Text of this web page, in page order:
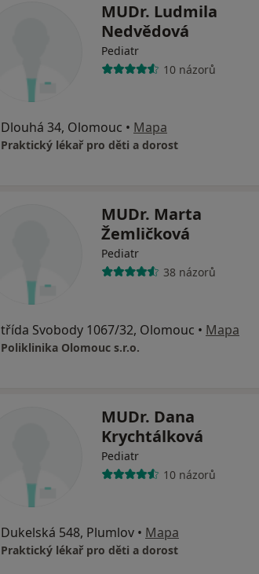
MUDr. Ludmila
Nedvědová
Pediatr
10 názorů
Dlouhá 34, Olomouc • Mapa
Praktický lékař pro děti a dorost
MUDr. Marta
Žemličková
Pediatr
38 názorů
třída Svobody 1067/32, Olomouc • Mapa
Poliklinika Olomouc s.r.o.
MUDr. Dana
Krychtálková
Pediatr
10 názorů
Dukelská 548, Plumlov • Mapa
Praktický lékař pro děti a dorost